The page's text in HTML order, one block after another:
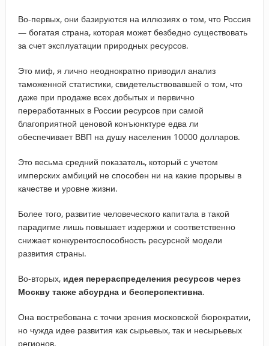
Во-первых, они базируются на иллюзиях о том, что Россия
— богатая страна, которая может безбедно существовать
за счет эксплуатации природных ресурсов.
Это миф, я лично неоднократно приводил анализ
таможенной статистики, свидетельствовавшей о том, что
даже при продаже всех добытых и первично
переработанных в России ресурсов при самой
благоприятной ценовой конъюнктуре едва ли
обеспечивает ВВП на душу населения 10000 долларов.
Это весьма средний показатель, который с учетом
имперских амбиций не способен ни на какие прорывы в
качестве и уровне жизни.
Более того, развитие человеческого капитала в такой
парадигме лишь повышает издержки и соответственно
снижает конкурентоспособность ресурсной модели
развития страны.
Во-вторых, идея перераспределения ресурсов через
Москву также абсурдна и бесперспективна.
Она востребована с точки зрения московской бюрократии,
но чужда идее развития как сырьевых, так и несырьевых
регионов.